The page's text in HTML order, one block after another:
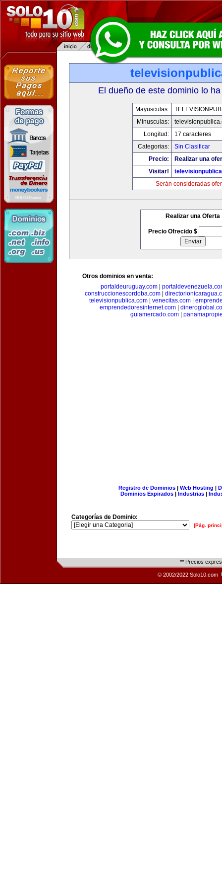
El dueño de este dominio lo
Mayusculas:
Minusculas:
Longitud:
17 caracteres
Categorias:
Sin Clasificar
Precio:
Realizar una
Visitar!
Serán consideradas
Realizar una Oferta
Precio Ofrecido $
Otros dominios en venta:
portaldeuruguay.com|
construccionescordoba.com|
televisionpublica.com
venecitas.com
emprendedoresinternet.com
guiamercado.com|
Registro de Dominios| Web Hosting |
Dominios Expirados | Industrias |
Categorías de Dominio:
[Pág.
** Precios
© 2002/2022 Solo10.com